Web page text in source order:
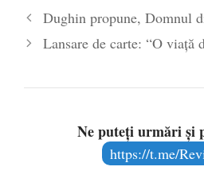
august 2018
Dughin propune, Domnul
Lansare de carte: “O viaţă
Ne puteți urmări și
https://t.me/